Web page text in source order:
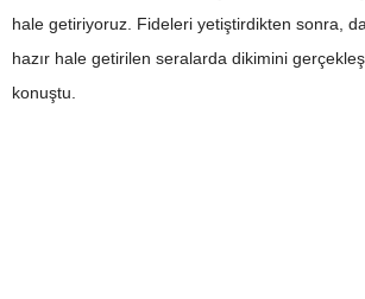
hale getiriyoruz. Fideleri yetiştirdikten sonra,
hazır hale getirilen seralarda dikimini
konuştu.